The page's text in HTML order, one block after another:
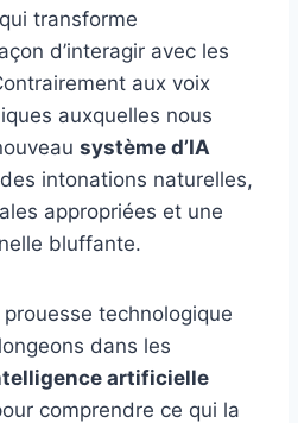
qui transforme
d’interagir avec les
aux voix
auxquelles nous
système d’IA
intonations naturelles,
appropriées et une
bluffante.
technologique
dans les
artificielle
comprendre ce qui la